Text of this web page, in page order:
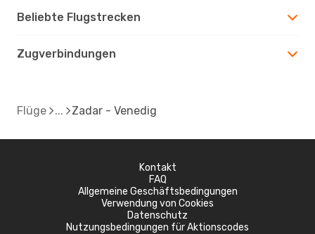
Beliebte Flugstrecken
Zugverbindungen
Flüge Zadar - Venedig
Kontakt
FAQ
Allgemeine Geschäftsbedingungen
Verwendung von Cookies
Datenschutz
Nutzungsbedingungen für Aktionscodes